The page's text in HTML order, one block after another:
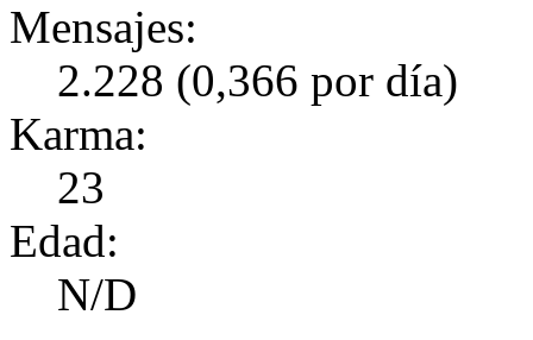
Mensajes:
2.228 (0,366 por día)
Karma:
23
Edad:
N/D